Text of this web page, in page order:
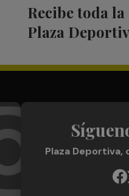
Recibe toda
Plaza
Plaza